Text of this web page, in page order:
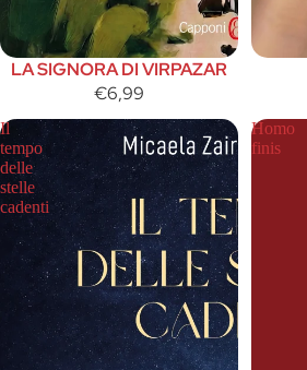
LA SIGNORA DI VIRPAZAR
€6,99
Il
tempo
delle
stelle
cadenti
Homo
finis